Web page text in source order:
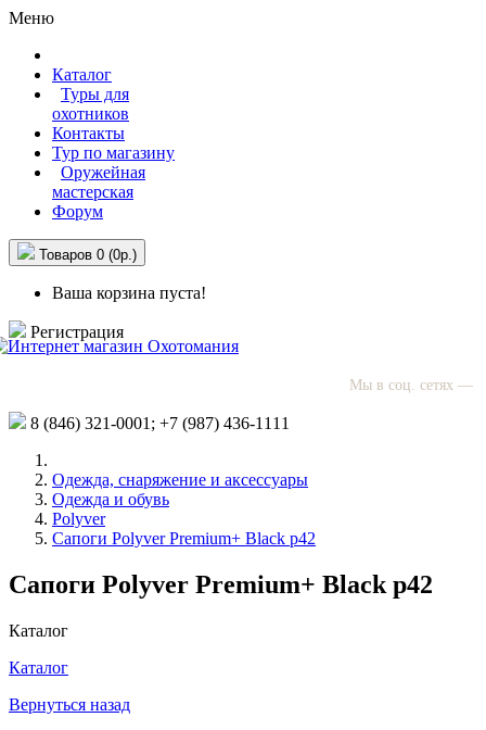
Меню
Каталог
Туры для
охотников
Контакты
Тур по магазину
Оружейная
мастерская
Форум
Товаров 0 (0р.)
Ваша корзина пуста!
Регистрация
Мы в соц. сетях —
8 (846) 321-0001; +7 (987) 436-1111
Одежда, снаряжение и аксессуары
Одежда и обувь
Polyver
Сапоги Polyver Premium+ Black р42
Сапоги Polyver Premium+ Black р42
Каталог
Каталог
Вернуться назад